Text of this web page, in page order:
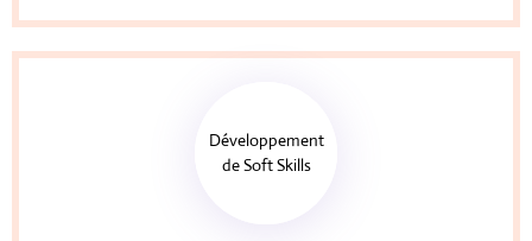
Développement
de Soft Skills